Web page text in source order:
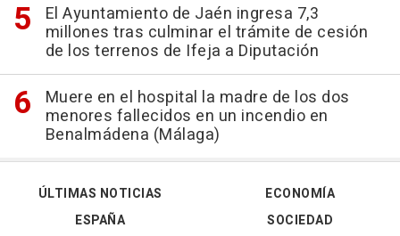
El Ayuntamiento de Jaén ingresa 7,3
millones tras culminar el trámite de cesión
de los terrenos de Ifeja a Diputación
Muere en el hospital la madre de los dos
menores fallecidos en un incendio en
Benalmádena (Málaga)
ÚLTIMAS NOTICIAS
ESPAÑA
ECONOMÍA
SOCIEDAD